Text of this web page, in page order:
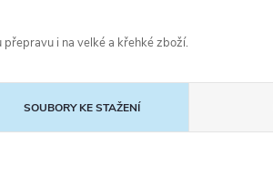
i na velké a křehké zboží.
SOUBORY KE STAŽENÍ